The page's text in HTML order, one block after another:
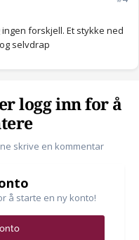
forskjell. Et stykke ned
selvdrap
logg inn for å
skrive en kommentar
å starte en ny konto!